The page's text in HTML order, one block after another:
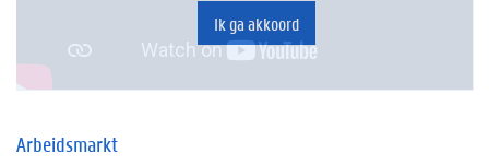
Ik ga akkoord
Arbeidsmarkt